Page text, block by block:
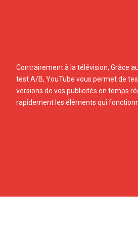
Contrairement à la télévision, Grâce
test A/B, YouTube vous permet de
versions de vos publicités en temps
rapidement les éléments qui